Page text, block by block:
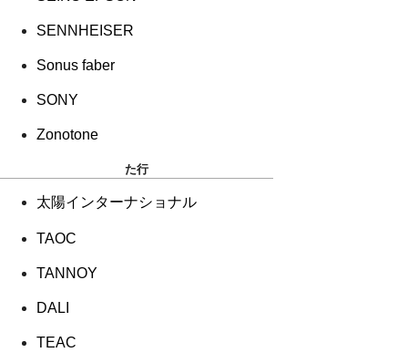
SENNHEISER
Sonus faber
SONY
Zonotone
た行
太陽インターナショナル
TAOC
TANNOY
DALI
TEAC